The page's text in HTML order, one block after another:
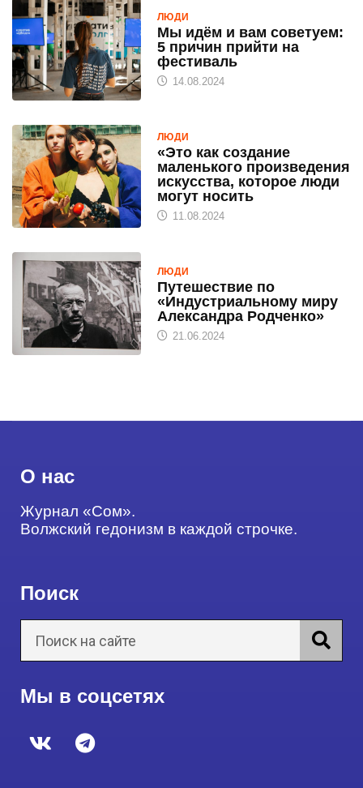
ЛЮДИ
Мы идём и вам советуем:
5 причин прийти на
фестиваль
14.08.2024
ЛЮДИ
«Это как создание
маленького произведения
искусства, которое люди
могут носить
11.08.2024
ЛЮДИ
Путешествие по
«Индустриальному миру
Александра Родченко»
21.06.2024
О нас
Журнал «Сом».
Волжский гедонизм в каждой строчке.
Поиск
Мы в соцсетях